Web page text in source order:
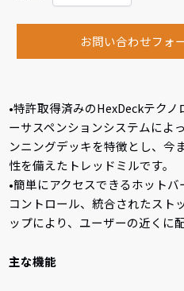
お問い合わせフォ
•特許取得済みのHexDeckテク
ーサスペンションシステムによ
ンニングデッキを特徴とし、今
性を備えたトレッドミルです。
•簡単にアクセスできるホット
コントロール、統合されたスト
ップにより、ユーザーの近くに
主な機能